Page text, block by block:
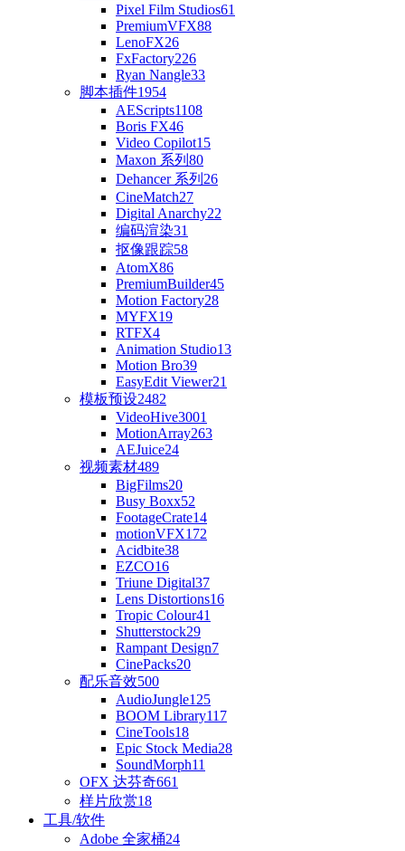
Pixel Film Studios61
PremiumVFX88
LenoFX26
FxFactory226
Ryan Nangle33
脚本插件1954
AEScripts1108
Boris FX46
Video Copilot15
Maxon 系列 80
Dehancer 系列 26
CineMatch27
Digital Anarchy22
编码渲染31
抠像跟踪58
AtomX86
PremiumBuilder45
Motion Factory28
MYFX19
RTFX4
Animation Studio13
Motion Bro39
EasyEdit Viewer21
模板预设2482
VideoHive3001
MotionArray263
AEJuice24
视频素材489
BigFilms20
Busy Boxx52
FootageCrate14
motionVFX172
Acidbite38
EZCO16
Triune Digital37
Lens Distortions16
Tropic Colour41
Shutterstock29
Rampant Design7
CinePacks20
配乐音效500
AudioJungle125
BOOM Library117
CineTools18
Epic Stock Media28
SoundMorph11
OFX 达芬奇661
样片欣赏18
工具/软件
Adobe 全家桶24